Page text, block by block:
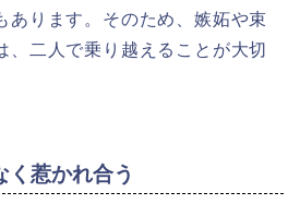
あります。そのため、嫉妬や束
、二人で乗り越えることが大切
く惹かれ合う